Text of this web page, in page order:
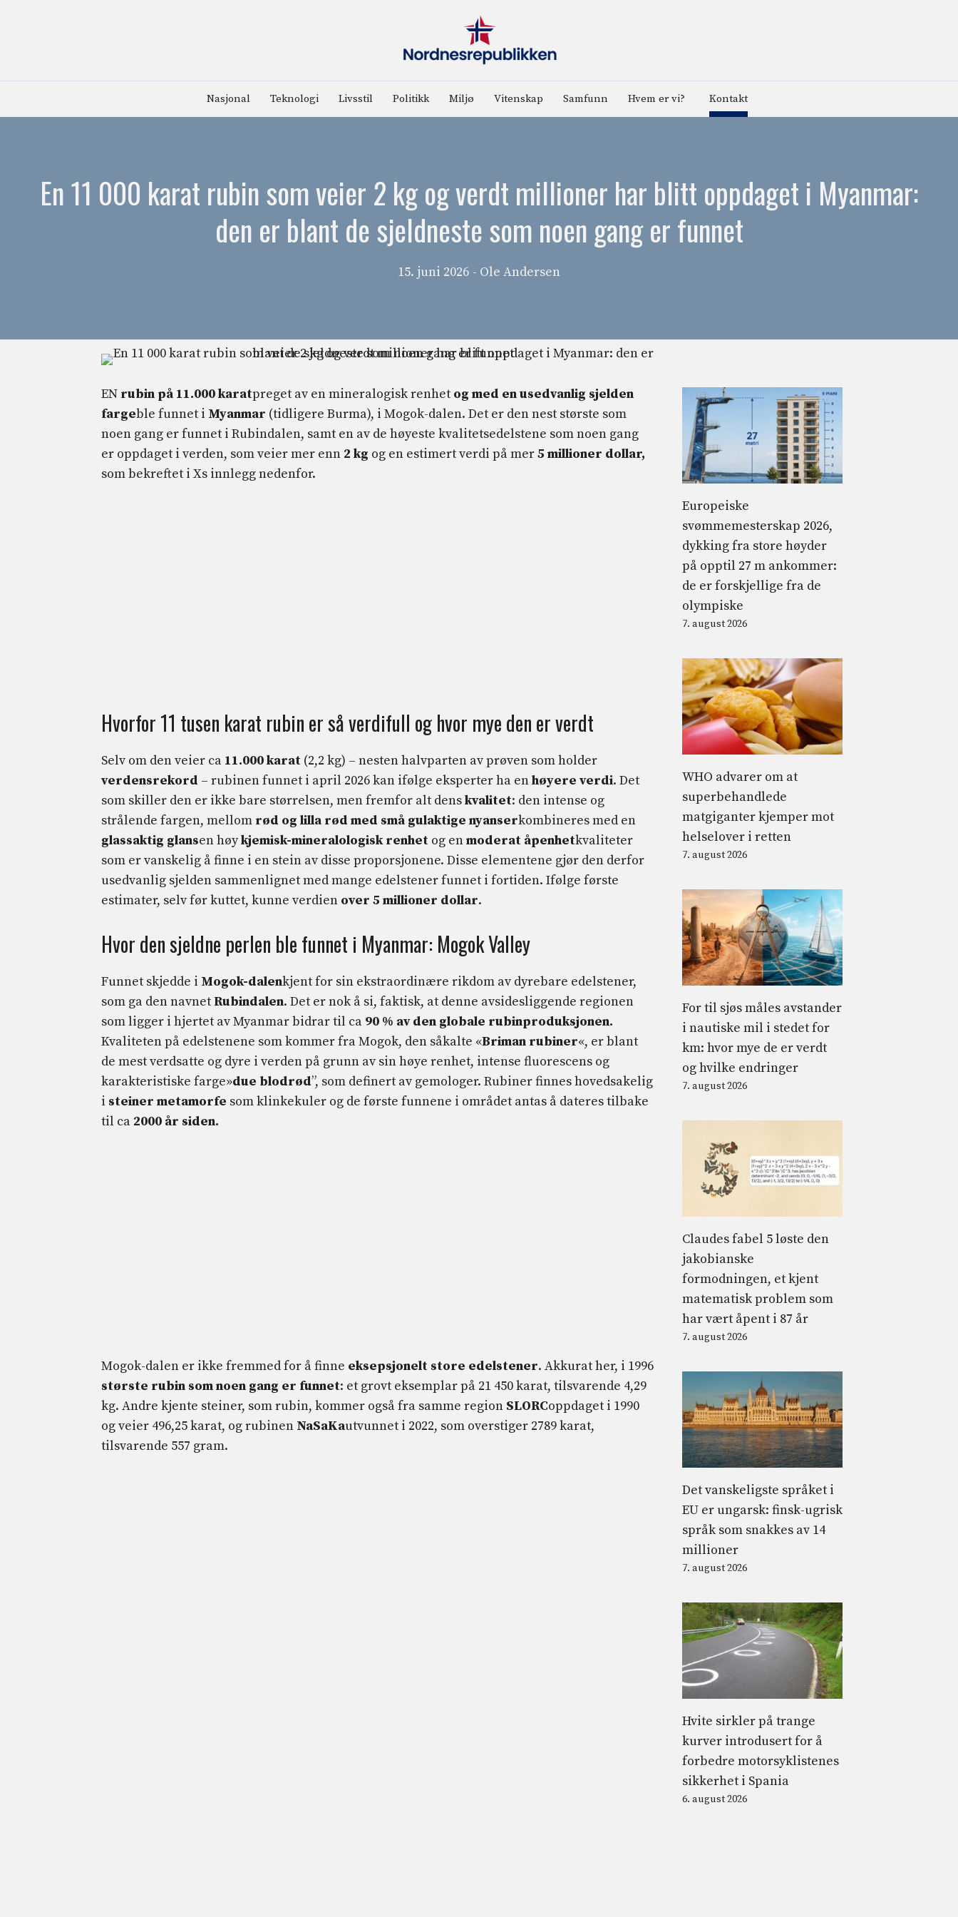
Nasjonal Teknologi Livsstil Politikk Miljø Vitenskap Samfunn Hvem er vi? Kontakt
En 11 000 karat rubin som veier 2 kg og verdt millioner har blitt oppdaget i Myanmar:
den er blant de sjeldneste som noen gang er funnet
15. juni 2026 - Ole Andersen
EN rubin på 11.000karatpreget av en mineralogisk renhet og med en usedvanlig sjelden
fargeble funnet i Myanmar (tidligere Burma), i Mogok-dalen. Det er den nest største som
noen gang er funnet i Rubindalen, samt en av de høyeste kvalitetsedelstene som noen gang
er oppdaget i verden, som veier mer enn 2 kg og en estimert verdi på mer5 millioner dollar,
som bekreftet i Xs innlegg nedenfor.
Hvorfor 11 tusen karat rubin er så verdifull og hvor mye den er verdt
Selv om den veier ca 11.000 karat (2,2 kg) – nesten halvparten av prøven som holder
verdensrekord – rubinen funnet i april 2026 kan ifølge eksperter ha enhøyere verdi. Det
som skiller den er ikke bare størrelsen, men fremfor alt denskvalitet: den intense og
strålende fargen, mellom rød og lilla rød med små gulaktige nyanserkombineres med en
glassaktig glansen høykjemisk-mineralologisk renhet og enmoderat åpenhetkvaliteter
som er vanskelig å finne i en stein av disse proporsjonene. Disse elementene gjør den derfor
usedvanlig sjelden sammenlignet med mange edelstener funnet i fortiden. Ifølge første
estimater, selv før kuttet, kunne verdien over 5 millioner dollar.
Hvor den sjeldne perlen ble funnet i Myanmar: Mogok Valley
Funnet skjedde i Mogok-dalenkjent for sin ekstraordinære rikdom av dyrebare edelstener,
som ga den navnet Rubindalen. Det er nok å si, faktisk, at denne avsidesliggende regionen
som ligger i hjertet av Myanmar bidrar til ca 90 % av den globale rubinproduksjonen.
Kvaliteten på edelstenene som kommer fra Mogok, den såkalte «Briman rubiner«, er blant
de mest verdsatte og dyre i verden på grunn av sin høye renhet, intense fluorescens og
karakteristiske farge»due blodrød”, som definert av gemologer. Rubiner finnes hovedsakelig
i steiner metamorfe som klinkekuler og de første funnene i området antas å dateres tilbake
til ca 2000 år siden.
Mogok-dalen er ikke fremmed for å finne eksepsjonelt store edelstener. Akkurat her, i 1996
største rubin som noen gang er funnet: et grovt eksemplar på 21 450 karat, tilsvarende 4,29
kg. Andre kjente steiner, som rubin, kommer også fra samme region SLORCoppdaget i 1990
og veier 496,25 karat, og rubinen NaSaKautvunnet i 2022, som overstiger 2789 karat,
tilsvarende 557 gram.
Europeiske
svømmemesterskap 2026,
dykking fra store høyder
på opptil 27 m ankommer:
de er forskjellige fra de
olympiske
7. august 2026
WHO advarer om at
superbehandlede
matgiganter kjemper mot
helselover i retten
7. august 2026
For til sjøs måles avstander
i nautiske mil i stedet for
km: hvor mye de er verdt
og hvilke endringer
7. august 2026
Claudes fabel 5 løste den
jakobianske
formodningen, et kjent
matematisk problem som
har vært åpent i 87 år
7. august 2026
Det vanskeligste språket i
EU er ungarsk: finsk-ugrisk
språk som snakkes av 14
millioner
7. august 2026
Hvite sirkler på trange
kurver introdusert for å
forbedre motorsyklistenes
sikkerhet i Spania
6. august 2026